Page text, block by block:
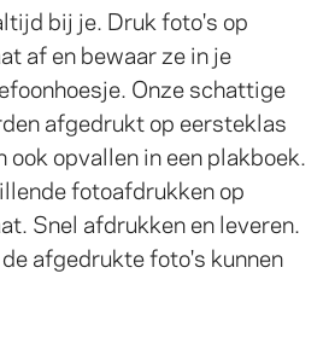
bij je. Druk foto's op
af en bewaar ze in je
Onze schattige
afgedrukt op eersteklas
opvallen in een plakboek.
fotoafdrukken op
Snel afdrukken en leveren.
afgedrukte foto's kunnen